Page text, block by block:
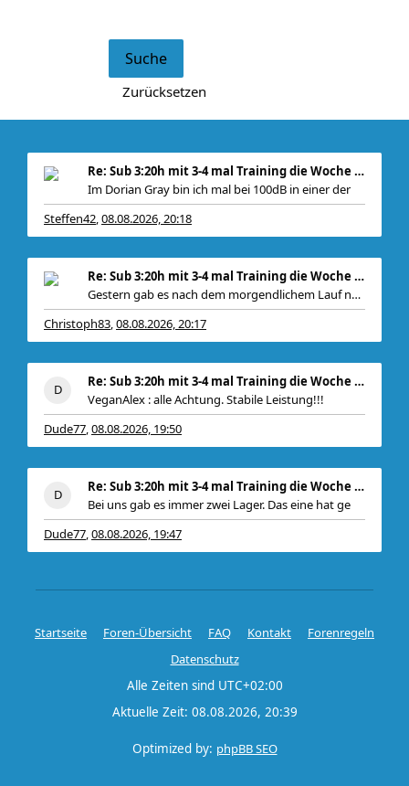
Re: Sub 3:20h mit 3-4 mal Training die Woche machb
Im Dorian Gray bin ich mal bei 100dB in einer der
Steffen42,08.08.2026, 20:18
Re: Sub 3:20h mit 3-4 mal Training die Woche machb
Gestern gab es nach dem morgendlichem Lauf noch
Christoph83,08.08.2026, 20:17
Re: Sub 3:20h mit 3-4 mal Training die Woche machb
VeganAlex : alle Achtung. Stabile Leistung!!!
Dude77,08.08.2026, 19:50
Re: Sub 3:20h mit 3-4 mal Training die Woche machb
Bei uns gab es immer zwei Lager. Das eine hat ge
Dude77,08.08.2026, 19:47
Startseite Foren-Übersicht FAQ Kontakt
Forenregeln
Datenschutz
Alle Zeiten sind UTC+02:00
Aktuelle Zeit: 08.08.2026, 20:39
Optimized by: phpBB SEO